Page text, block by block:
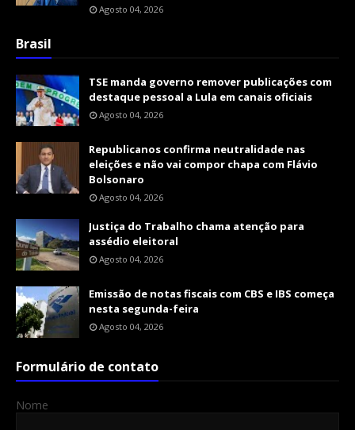
Agosto 04, 2026
Brasil
TSE manda governo remover publicações com
destaque pessoal a Lula em canais oficiais
Agosto 04, 2026
Republicanos confirma neutralidade nas
eleições e não vai compor chapa com Flávio
Bolsonaro
Agosto 04, 2026
Justiça do Trabalho chama atenção para
assédio eleitoral
Agosto 04, 2026
Emissão de notas fiscais com CBS e IBS começa
nesta segunda-feira
Agosto 04, 2026
Formulário de contato
Nome